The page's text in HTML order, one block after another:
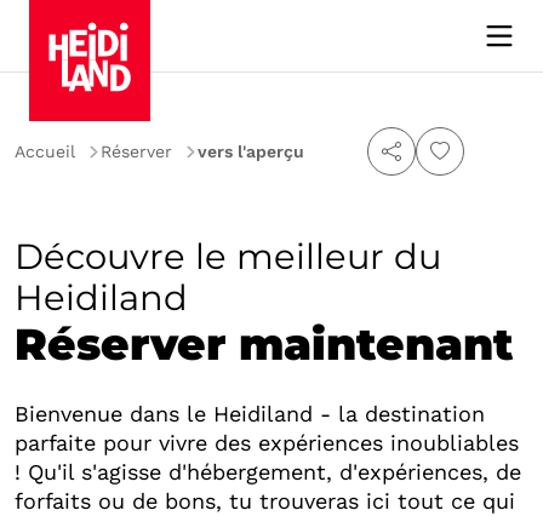
Accueil Réserver vers l'aperçu
Découvre le meilleur du
Heidiland
Réserver maintenant
Bienvenue dans le Heidiland - la destination
parfaite pour vivre des expériences inoubliables
! Qu'il s'agisse d'hébergement, d'expériences, de
forfaits ou de bons, tu trouveras ici tout ce qui